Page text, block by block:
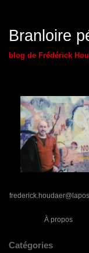
Branloire
blog de Frédérick
À propos
Catégories